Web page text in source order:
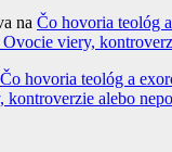
na Čo hovoria teológ
viery,
Čo hovoria teológ a
kontroverzie alebo